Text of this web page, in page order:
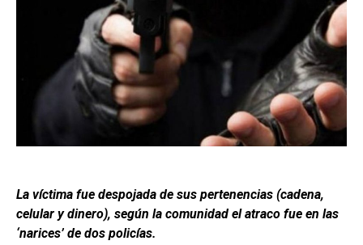
La víctima fue despojada de sus pertenencias (cadena,
celular y dinero), según la comunidad el atraco fue en las
‘narices’ de dos policías.